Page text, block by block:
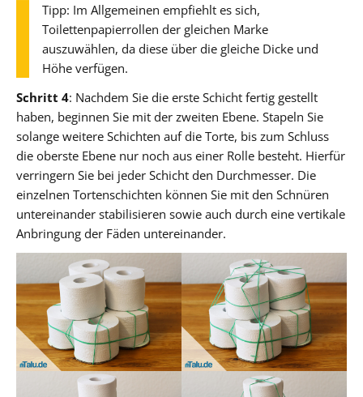
Tipp: Im Allgemeinen empfiehlt es sich,
Toilettenpapierrollen der gleichen Marke
auszuwählen, da diese über die gleiche Dicke und
Höhe verfügen.
Schritt 4: Nachdem Sie die erste Schicht fertig gestellt
haben, beginnen Sie mit der zweiten Ebene. Stapeln Sie
solange weitere Schichten auf die Torte, bis zum Schluss
die oberste Ebene nur noch aus einer Rolle besteht. Hierfür
verringern Sie bei jeder Schicht den Durchmesser. Die
einzelnen Tortenschichten können Sie mit den Schnüren
untereinander stabilisieren sowie auch durch eine vertikale
Anbringung der Fäden untereinander.